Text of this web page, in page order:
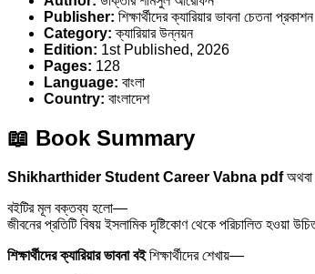
Publisher: শিক্ষার্থীদের ক্যারিয়ার ভাবনা চেতনা প্রকাশন
Category: ক্যারিয়ার উন্নয়ন
Edition: 1st Published, 2026
Pages: 128
Language: বাংলা
Country: বাংলাদেশ
📖 Book Summary
Shikharthider Student Career Vabna pdfঅথবা
বইটির মূল বক্তব্য হলো—
জীবনের প্রতিটি বিষয় ইসলামিক দৃষ্টিকোণ থেকে পরিচালিত হওয়া
শিক্ষার্থীদের ক্যারিয়ার ভাবনা বইশিক্ষার্থীদের শেখায়—